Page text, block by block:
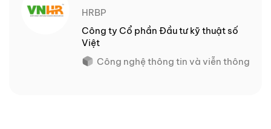
HRBP
Công ty Cổ phần Đầu tư kỹ thuật số
Việt
Công nghệ thông tin và viễn thông